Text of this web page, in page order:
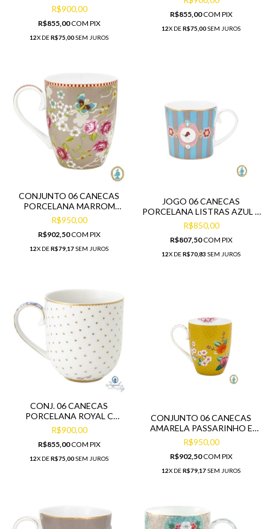
FLOR E PASSARO
R$900,00
R$855,00COM PIX
12X DER$75,00SEM JUROS
R$855,00COM PIX
12X DER$75,00SEM JUROS
CONJUNTO 06 CANECAS
PORCELANA MARROM
FLORIDO 350ML
R$950,00
R$902,50COM PIX
12X DER$79,17SEM JUROS
JOGO 06 CANECAS
PORCELANA LISTRAS AZUL E
MARROM BIRD
R$850,00
R$807,50COM PIX
12X DER$70,83 SEM JUROS
CONJ. 06 CANECAS
PORCELANA ROYAL C
BOLINHAS DOURADAS
R$900,00
R$855,00COM PIX
12X DER$75,00SEM JUROS
CONJUNTO 06 CANECAS
AMARELA PASSARINHO E
FLOR
R$950,00
R$902,50COM PIX
12X DER$79,17SEM JUROS